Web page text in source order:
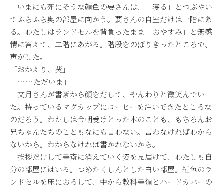
いまにも死にそうな顔色の要さんは、「寝る」とつぶやい
てふらふら奥の部屋に向かう。要さんの自室だけは一階にあ
る。わたしはランドセルを背負ったまま「おやすみ」と無感
情に答えて、二階にあがる。階段をのぼりきったところで、
声がした。
「おかえり、葵」
「……ただいま」
文月さんが書斎から顔をだして、やんわりと微笑んでい
た。持っているマグカップにコーヒーを注いできたところな
のだろう。わたしは今朝受けとった本のことも、もちろんお
兄ちゃんたちのこともなにも言わない。言わなければわから
ないから。わからなければ書かれないから。
挨拶だけして書斎に消えていく姿を見届けて、わたしも自
分の部屋にはいる。つめたくしんとした白い部屋。紅色のラ
ンドセルを床におろして、中から教科書類とハードカバーの